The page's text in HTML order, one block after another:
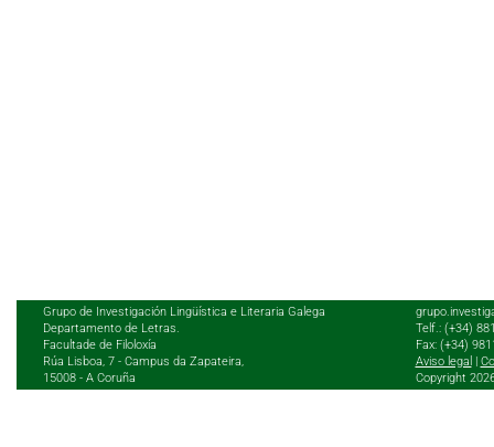
Grupo de Investigación Lingüística e Literaria Galega
Departamento de Letras.
Facultade de Filoloxía
Rúa Lisboa, 7 - Campus da Zapateira,
15008 - A Coruña
Telf.: (+34)
Fax: (+34)
Aviso legal
Copyright